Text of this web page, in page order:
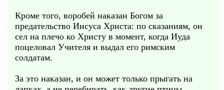
Кроме того, воробей наказан Богом за
предательство Иисуса Христа: по сказаниям, он
сел на плечо ко Христу в момент, когда Иуда
поцеловал Учителя и выдал его римским
солдатам.
За это наказан, и он может только прыгать на